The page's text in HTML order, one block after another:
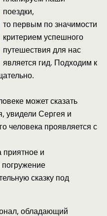
поездки,
то первым по значимости
критерием успешного
путешествия для нас
является гид. Подходим к
может сказать
увидели Сергея и
человека проявляется с
приятное и
сказку под
обладающий